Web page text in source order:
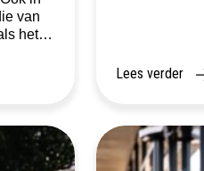
van
het
Lees verder